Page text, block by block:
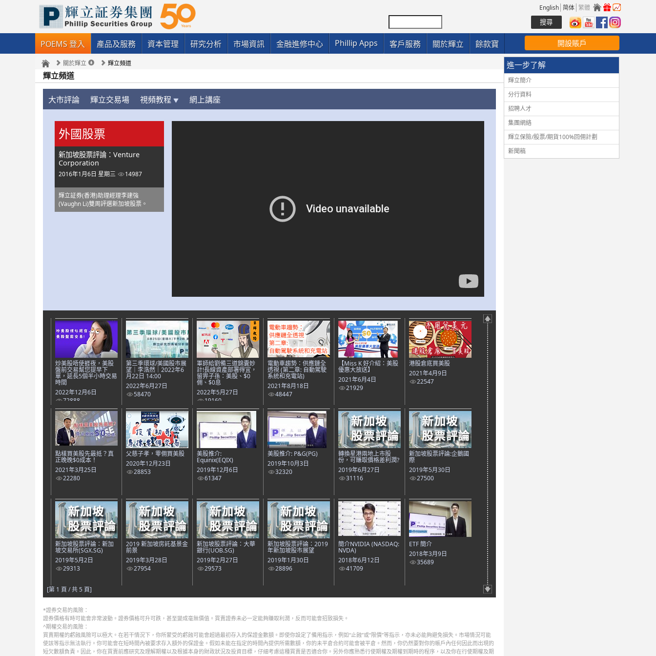
English 简体 繁體
POEMS 登入 產品及服務 資本管理 研究分析 市場資訊 金融進修中心 Phillip Apps 客戶服務 關於輝立 餘款寶 開設賬戶
關於輝立 輝立頻道
輝立頻道
大市評論 輝立交易場 視頻教程 網上講座
外國股票
新加坡股票評論：Venture
Corporation
2016年1月6日 星期三 14987
輝立証券(香港)助理經理李建強
(Vaughn Li)雙周評選新加坡股票。
炒美股唔使捱夜，美股
盤前交易幫您提早下
單，延長5個半小時交易
時間
2022年12月6日
72888
第三季環球/美國股市展
望｜李浩然｜2022年6
月22日 14:00
2022年6月27日
58470
軍師給劉備三道錦囊妙
計!長線資產部署得宜，
留畀子孫：美股、$0
佣、$0息
2022年5月27日
19160
電動車趨勢：供應鏈全
透視 (第二章: 自動駕駛
系統和充電站)
2021年8月18日
48447
【Miss K 好介紹：美股
優惠大放送】
2021年6月4日
21929
港股倉底買美股
2021年4月9日
22547
點樣買美股先最抵？真
正晚晚$0成本！
2021年3月25日
22280
父慈子孝，零佣買美股
2020年12月23日
28853
美股推介:
Equinix(EQIX)
2019年12月6日
61347
美股推介: P&G(PG)
2019年10月3日
32320
轉換星港兩地上市股
份，可賺取價格差利潤?
2019年6月27日
31116
新加坡股票評論:企鵝國
際
2019年5月30日
27500
新加坡股票評論：新加
坡交易所(SGX.SG)
2019年5月2日
29313
2019 新加坡房託基景金
前景
2019年3月28日
27954
新加坡股票評論：大華
銀行(UOB.SG)
2019年2月27日
29573
新加坡股票評論：2019
年新加坡股市展望
2019年1月30日
28896
簡介NVIDIA (NASDAQ:
NVDA)
2018年6月12日
41709
ETF 簡介
2018年3月9日
35689
[第 1 頁 / 共 5 頁]
*證券交易的風險：
證券價格有時可能會非常波動。證券價格可升可跌，甚至變成毫無價值。買賣證券未必一定能夠賺取利潤，反而可能會招致損失。
^期權交易的風險：
買賣期權的虧蝕風險可以極大。在若干情況下，你所蒙受的虧蝕可能會超過最初存入的保證金數額。即使你設定了備用指示，例如“止蝕”或“限價”等指示，亦未必能夠避免損失。市場情況可能
使該等指示無法執行。你可能會在短時間內被要求存入額外的保證金。假如未能在指定的時間內提供所需數額，你的未平倉合約可能會被平倉。然而，你仍然要對你的帳戶內任何因此而出現的
短欠數額負責。因此，你在買賣前應研究及理解期權以及根據本身的財政狀況及投資目標，仔細考慮這種買賣是否適合你。另外你應熟悉行使期權及期權到期時的程序，以及你在行使期權及期
進一步了解
輝立簡介
分行資料
招聘人才
集團網絡
輝立保險/股票/期貨100%回佣計劃
新聞稿